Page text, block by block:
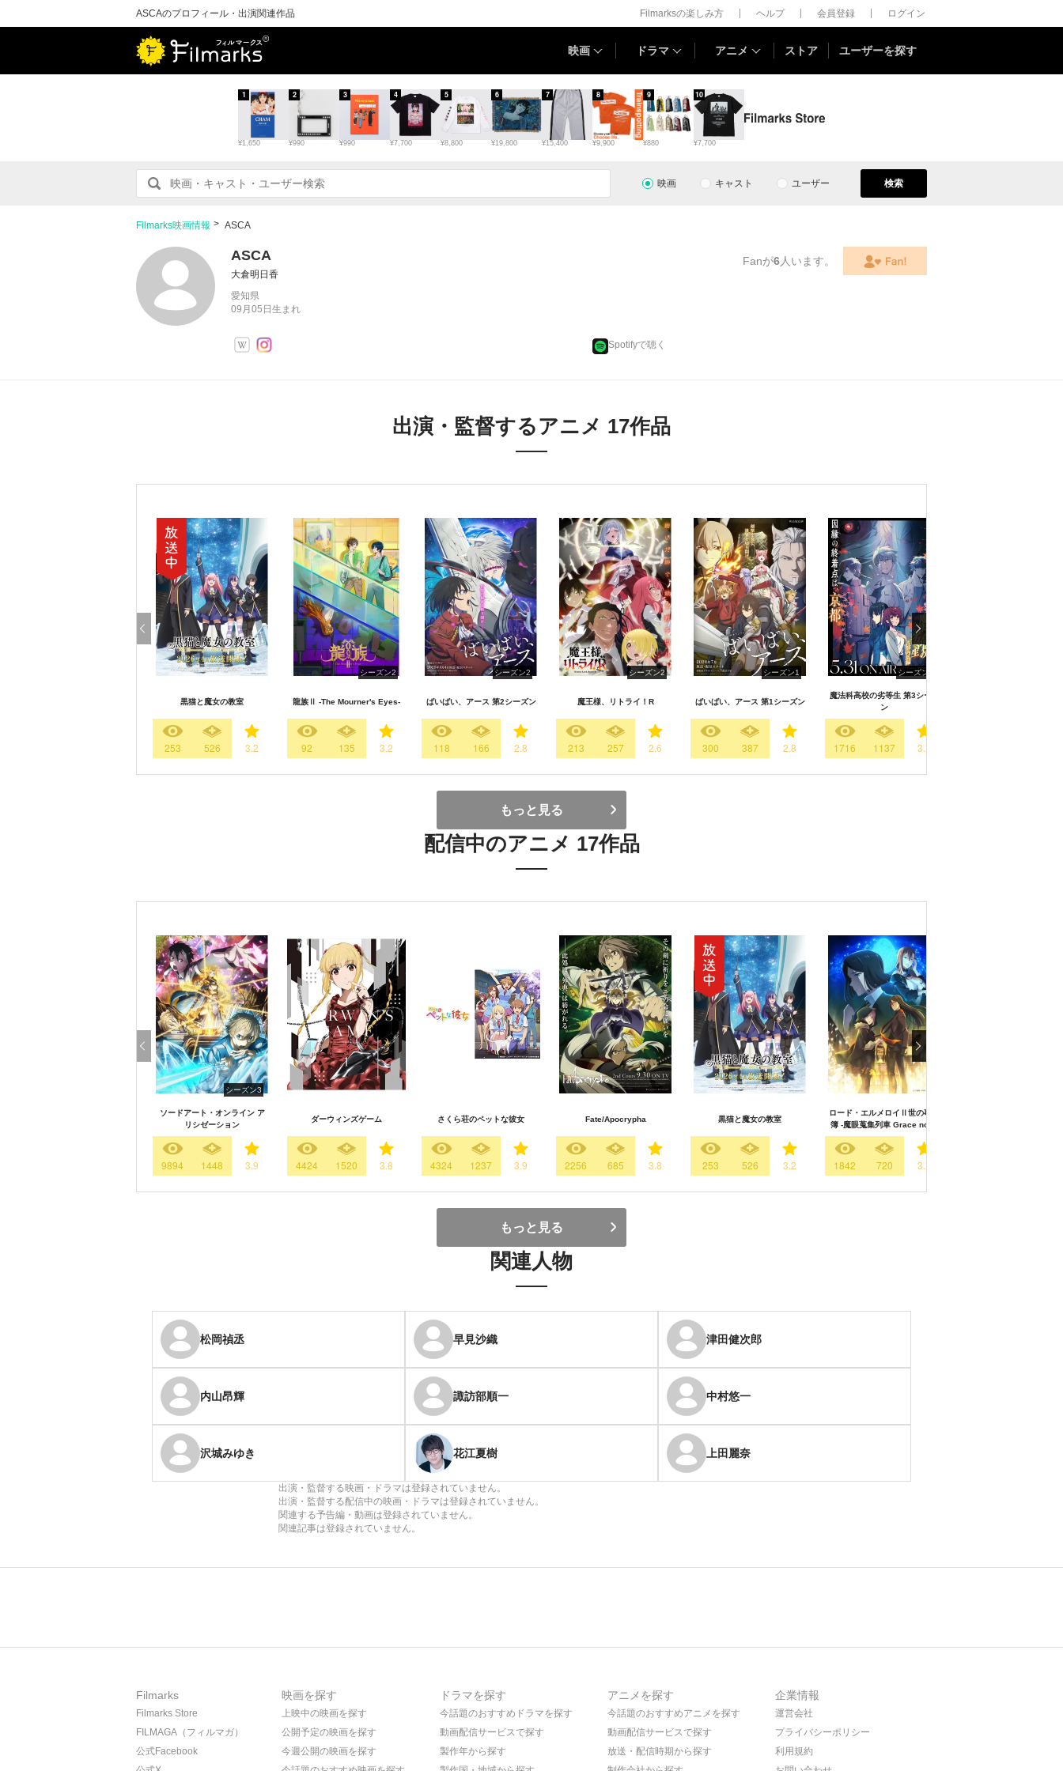
ASCAのプロフィール・出演関連作品 Filmarksの楽しみ方 ヘルプ 会員登録 ログイン
映画 ドラマ アニメ ストア ユーザーを探す
¥1,650
1
¥990
2
¥990
3
¥7,700
4
¥8,800
5
¥19,800
6
¥15,400
7
¥9,900
8
¥880
9
¥7,700
10
映画 キャスト ユーザー 検索
Filmarks映画情報 ASCA
ASCA
大倉明日香
愛知県
09月05日生まれ
Fanが6人います。
Spotifyで聴く
出演・監督するアニメ 17作品
黒猫と魔女の教室
253 526 3.2
シーズン2
龍族Ⅱ -The Mourner's Eyes-
92 135 3.2
シーズン2
ばいばい、アース 第2シーズン
118 166 2.8
シーズン2
魔王様、リトライ！R
213 257 2.6
シーズン1
ばいばい、アース 第1シーズン
300 387 2.8
シーズン4
魔法科高校の劣等生 第3シーズ
ン
1716 1137 3.7
もっと見る
配信中のアニメ 17作品
シーズン3
ソードアート・オンライン ア
リシゼーション
9894 1448 3.9
ダーウィンズゲーム
4424 1520 3.8
さくら荘のペットな彼女
4324 1237 3.9
Fate/Apocrypha
2256 685 3.8
黒猫と魔女の教室
253 526 3.2
ロード・エルメロイⅡ世の事件
簿 -魔眼蒐集列車 Grace note-
1842 720 3.7
もっと見る
関連人物
松岡禎丞 早見沙織 津田健次郎
内山昂輝 諏訪部順一 中村悠一
沢城みゆき 花江夏樹 上田麗奈
出演・監督する映画・ドラマは登録されていません。
出演・監督する配信中の映画・ドラマは登録されていません。
関連する予告編・動画は登録されていません。
関連記事は登録されていません。
Filmarks
Filmarks Store
FILMAGA（フィルマガ）
公式Facebook
映画を探す
上映中の映画を探す
公開予定の映画を探す
今週公開の映画を探す
ドラマを探す
今話題のおすすめドラマを探す
動画配信サービスで探す
製作年から探す
アニメを探す
今話題のおすすめアニメを探す
動画配信サービスで探す
放送・配信時期から探す
企業情報
運営会社
プライバシーポリシー
利用規約